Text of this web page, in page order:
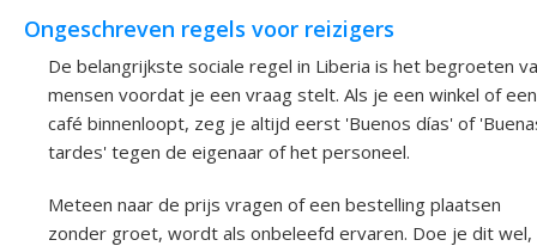
Ongeschreven regels voor reizigers
De belangrijkste sociale regel in Liberia is het begroeten
mensen voordat je een vraag stelt. Als je een winkel of een
café binnenloopt, zeg je altijd eerst 'Buenos días' of
tardes' tegen de eigenaar of het personeel.
Meteen naar de prijs vragen of een bestelling plaatsen
zonder groet, wordt als onbeleefd ervaren. Doe je dit wel,